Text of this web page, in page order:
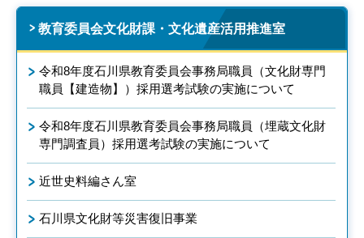
教育委員会文化財課・文化遺産活用推進室
令和8年度石川県教育委員会事務局職員（文化財専門
職員【建造物】）採用選考試験の実施について
令和8年度石川県教育委員会事務局職員（埋蔵文化財
専門調査員）採用選考試験の実施について
近世史料編さん室
石川県文化財等災害復旧事業